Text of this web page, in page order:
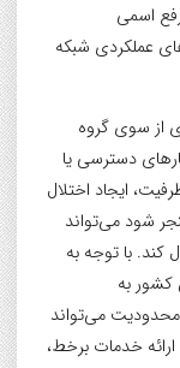
اسمی
عملکردی شبکه
از سوی گروه
دسترسی یا
ایجاد اختلال
شود می‌تواند
کند. با توجه به
کشور به
محدودیت می‌تواند
ارائه خدمات برخط،